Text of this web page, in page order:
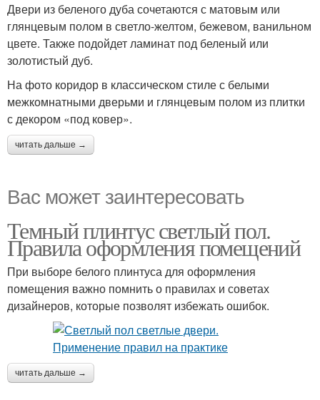
Двери из беленого дуба сочетаются с матовым или
глянцевым полом в светло-желтом, бежевом, ванильном
цвете. Также подойдет ламинат под беленый или
золотистый дуб.
На фото коридор в классическом стиле с белыми
межкомнатными дверьми и глянцевым полом из плитки
с декором «под ковер».
читать дальше →
Вас может заинтересовать
Темный плинтус светлый пол.
Правила оформления помещений
При выборе белого плинтуса для оформления
помещения важно помнить о правилах и советах
дизайнеров, которые позволят избежать ошибок.
читать дальше →